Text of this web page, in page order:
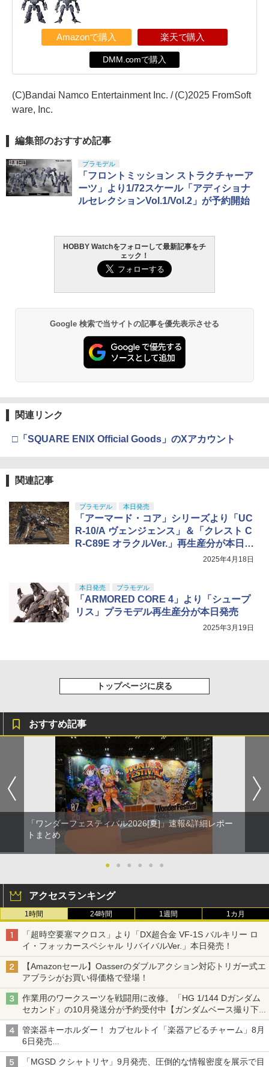
Amazonで購入 楽天で購入
DMM.comで購入
(C)Bandai Namco Entertainment Inc. / (C)2025 FromSoft
ware, Inc.
編集部のおすすめ記事
プラモデル
「フロントミッション ストラクチャーア
ーツ」より1/72スケール「アディショナ
ルセレクションVol.1/Vol.2」が予約開始
HOBBY Watchをフォローして最新記事をチ
ェック！
Google 検索で当サイトの記事を優先表示させる
関連リンク
□「SQUARE ENIX Official Goods」のXアカウント
関連記事
プラモデル 本日発売
「アーマード・コア」シリーズより「UC
R-10/A ヴェンジェンス」＆「クレスト C
R-C89E オラクルVer.」再生産分が本日発
2025年4月18日
本日発売 プラモデル
「ARMORED CORE 4」より「シュープ
リス」プラモデル再生産分が本日発売
2025年3月19日
トップページに戻る
おすすめ記事
「ワンダーフェスティバル2026[夏]」速報&詳細レポー
トまとめ
● ● ● ● ● ●
アクセスランキング
1時間 24時間 1週間 1カ月
「超時空要塞マクロス」より「DX超合金 VF-1S バルキリー ロ
イ・フォッカースペシャル リバイバルVer.」本日発売！
【Amazonセール】Oasserのダブルアクション対応トリガー式エ
アブラシがお買い得価格で登場！
作業用のワークスーツを戦闘用に改修。「HG 1/144 Dガンダム
セカンド」の10月発送分が予約受付中【ガンダムベース撮り下
ろし】
管楽器キーホルダー！ カプセルトイ「楽器アピるチャーム」8月
6日発売
チューバ、テナサクなど5種各3色
「MGSD クシャトリヤ」9月発売、圧倒的な情報密度を展示で目